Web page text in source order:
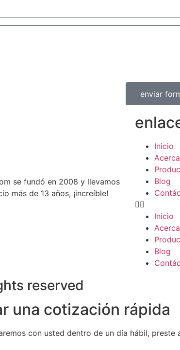
enviar
se fundó en 2008 y llevamos
más de 13 años, ¡increíble!
Inicio
Blog
Inicio
Blog
reserved
una cotización rápida
con usted dentro de un día hábil,